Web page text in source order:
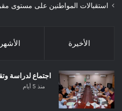
استقبالات المواطنين على مستوى
الأخيرة الأشهر
اجتماع لدراسة
منذ 5 أيام